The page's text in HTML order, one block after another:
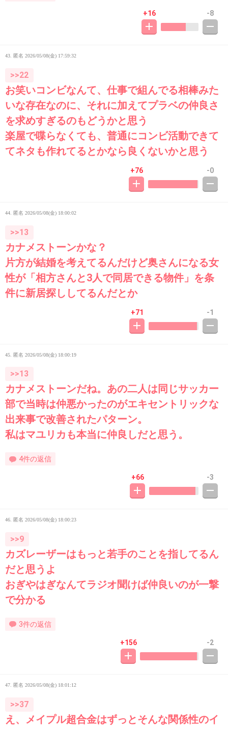
+16 -8
43. 匿名 2026/05/08(金) 17:59:32
>>22
お笑いコンビなんて、仕事で組んでる相棒みた
いな存在なのに、それに加えてプラベの仲良さ
を求めすぎるのもどうかと思う
楽屋で喋らなくても、普通にコンビ活動できて
てネタも作れてるとかなら良くないかと思う
+76 -0
44. 匿名 2026/05/08(金) 18:00:02
>>13
カナメストーンかな？
片方が結婚を考えてるんだけど奥さんになる女
性が「相方さんと3人で同居できる物件」を条
件に新居探ししてるんだとか
+71 -1
45. 匿名 2026/05/08(金) 18:00:19
>>13
カナメストーンだね。あの二人は同じサッカー
部で当時は仲悪かったのがエキセントリックな
出来事で改善されたパターン。
私はマユリカも本当に仲良しだと思う。
4件の返信
+66 -3
46. 匿名 2026/05/08(金) 18:00:23
>>9
カズレーザーはもっと若手のことを指してるん
だと思うよ
おぎやはぎなんてラジオ聞けば仲良いのが一撃
で分かる
3件の返信
+156 -2
47. 匿名 2026/05/08(金) 18:01:12
>>37
え、メイプル超合金はずっとそんな関係性のイ